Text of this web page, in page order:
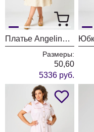
Платье Angelina & Company 1242
Размеры:
50,60
5336 руб.